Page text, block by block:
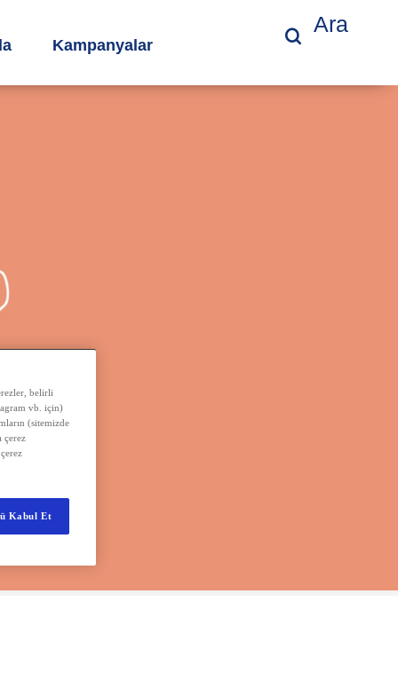
Kampanyalar
Ara
belirli
vb. için)
(sitemizde
çerez
Kabul Et